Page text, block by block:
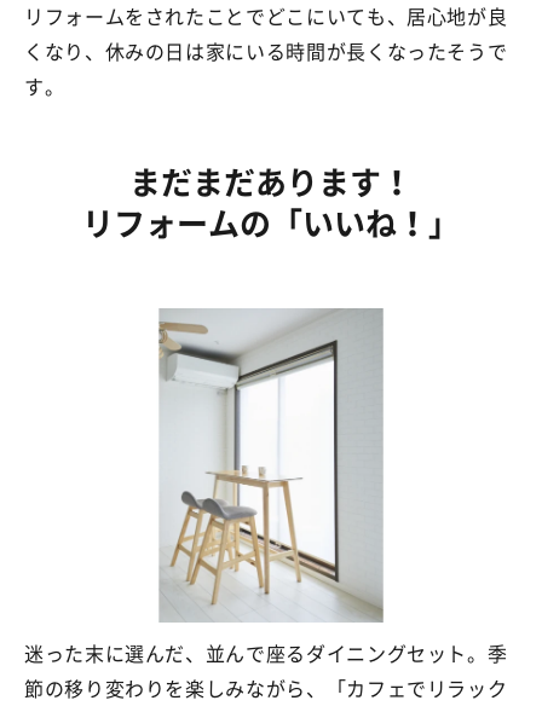
リフォームをされたことでどこにいても、居心地が良
くなり、休みの日は家にいる時間が長くなったそうで
す。
まだまだあります！
リフォームの 「いいね！」
迷った末に選んだ、並んで座るダイニングセット。季
節の移り変わりを楽しみながら、「カフェでリラック